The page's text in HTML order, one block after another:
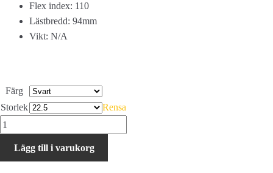
Flex index: 110
Lästbredd: 94mm
Vikt: N/A
Färg
Storlek
Rensa
HEAD
Raptor
110rsLägg till i varukorg